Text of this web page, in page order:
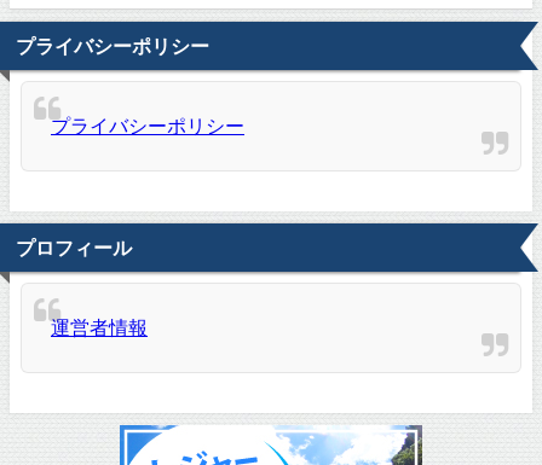
プライバシーポリシー
プライバシーポリシー
プロフィール
運営者情報